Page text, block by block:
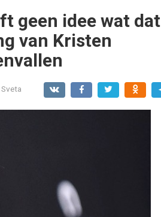
geen idee wat dat
van Kristen
Sveta